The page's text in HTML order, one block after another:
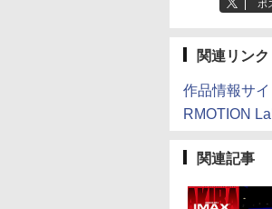
ポ
関連リンク
作品情報サ
RMOTION
関連記事